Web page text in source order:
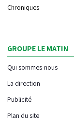
Chroniques
GROUPE LE MATIN
Qui sommes-nous
La direction
Publicité
Plan du site